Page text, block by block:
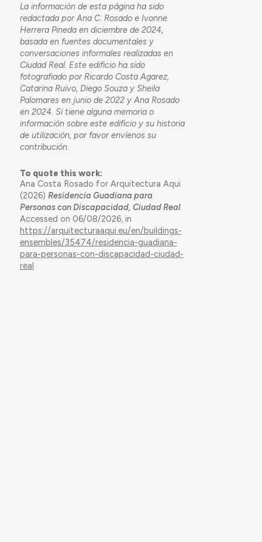
La información de esta página ha sido
redactada por Ana C. Rosado e Ivonne
Herrera Pineda en diciembre de 2024,
basada en fuentes documentales y
conversaciones informales realizadas en
Ciudad Real. Este edificio ha sido
fotografiado por Ricardo Costa Agarez,
Catarina Ruivo, Diego Souza y Sheila
Palomares en junio de 2022 y Ana Rosado
en 2024. Si tiene alguna memoria o
información sobre este edificio y su historia
de utilización, por favor envíenos su
contribución.
To quote this work:
Ana Costa Rosado for Arquitectura Aqui
(2026) Residencia Guadiana para
Personas con Discapacidad, Ciudad Real.
Accessed on 06/08/2026, in
https://arquitecturaaqui.eu/en/buildings-
ensembles/35474/residencia-guadiana-
para-personas-con-discapacidad-ciudad-
real